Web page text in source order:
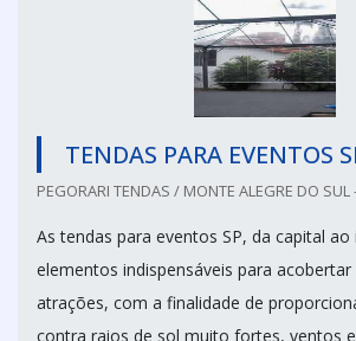
TENDAS PARA EVENTOS
PEGORARI TENDAS / MONTE ALEGRE DO SUL
As tendas para eventos SP, da capital
elementos indispensáveis para acobertar
atrações, com a finalidade de
contra raios de sol muito fortes, ventos